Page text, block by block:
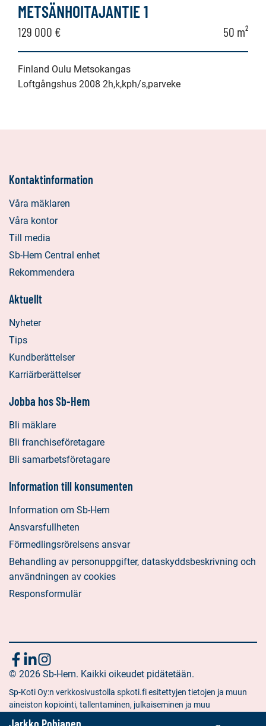
METSÄNHOITAJANTIE 1
129 000 € 50 m²
Finland Oulu Metsokangas
Loftgångshus 2008 2h,k,kph/s,parveke
Kontaktinformation
Våra mäklaren
Våra kontor
Till media
Sb-Hem Central enhet
Rekommendera
Aktuellt
Nyheter
Tips
Kundberättelser
Karriärberättelser
Jobba hos Sb-Hem
Bli mäklare
Bli franchiseföretagare
Bli samarbetsföretagare
Information till konsumenten
Information om Sb-Hem
Ansvarsfullheten
Förmedlingsrörelsens ansvar
Behandling av personuppgifter, dataskyddsbeskrivning och
användningen av cookies
Responsformulär
Följ
oss
Sociala
media:
facebook
Sociala
media:
linkedin
Sociala
media:
instagram
© 2026 Sb-Hem. Kaikki oikeudet pidätetään.
Sp-Koti Oy:n verkkosivustolla spkoti.fi esitettyjen tietojen ja muun
aineiston kopiointi, tallentaminen, julkaiseminen ja muu